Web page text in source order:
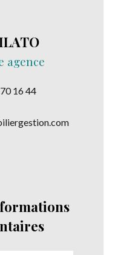
agence
16 44